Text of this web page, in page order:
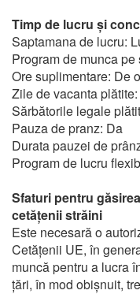
Timp de lucru și
Saptamana de lucru:
Program de munca pe
Ore suplimentare: De
Zile de vacanta
Sărbătorile legale
Pauza de pranz: Da
Durata pauzei de
Program de lucru
Sfaturi pentru
cetățenii străini
Este necesară o
Cetățenii UE, în
muncă pentru a lucra
țări, în mod obișnuit,